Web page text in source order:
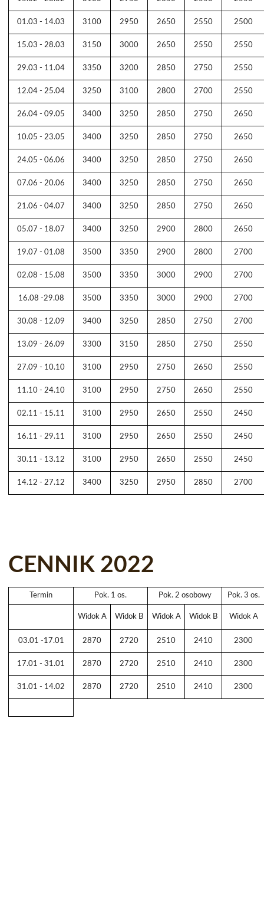
01.03 - 14.03 3100 2950 2650 2550 2500
15.03 - 28.03 3150 3000 2650 2550 2550
29.03 - 11.04 3350 3200 2850 2750 2550
12.04 - 25.04 3250 3100 2800 2700 2550
26.04 - 09.05 3400 3250 2850 2750 2650
10.05 - 23.05 3400 3250 2850 2750 2650
24.05 - 06.06 3400 3250 2850 2750 2650
07.06 - 20.06 3400 3250 2850 2750 2650
21.06 - 04.07 3400 3250 2850 2750 2650
05.07 - 18.07 3400 3250 2900 2800 2650
19.07 - 01.08 3500 3350 2900 2800 2700
02.08 - 15.08 3500 3350 3000 2900 2700
16.08 -29.08 3500 3350 3000 2900 2700
30.08 - 12.09 3400 3250 2850 2750 2700
13.09 - 26.09 3300 3150 2850 2750 2550
27.09 - 10.10 3100 2950 2750 2650 2550
11.10 - 24.10 3100 2950 2750 2650 2550
02.11 - 15.11 3100 2950 2650 2550 2450
16.11 - 29.11 3100 2950 2650 2550 2450
30.11 - 13.12 3100 2950 2650 2550 2450
14.12 - 27.12 3400 3250 2950 2850 2700
CENNIK 2022
Termin Pok. 1 os. Pok. 2 osobowy Pok. 3 os.
Widok A Widok B Widok A Widok B Widok A
03.01 -17.01 2870 2720 2510 2410 2300
17.01 - 31.01 2870 2720 2510 2410 2300
31.01 - 14.02 2870 2720 2510 2410 2300